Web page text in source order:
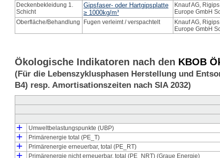
Deckenbekleidung 1.
Schicht
Gipsfaser- oder Hartgipsplatte
≥ 1000kg/m³
Knauf AG,
Europe GmbH
Oberfläche/Behandlung
Fugen verleimt / verspachtelt
Knauf AG,
Europe GmbH
Ökologische Indikatoren nach den KBOB
(Für die Lebenszyklusphasen Herstellung und
B4) resp. Amortisationszeiten nach SIA 2032)
+ Umweltbelastungspunkte (UBP)
┣ Umweltbelastungspunkte Herstellung (UBP_pro)
┗ Umweltbelastungspunkte Entsorgung (UBP_dis)
+ Primärenergie total (PE_T)
┣ Primärenergie Herstellung (PE_pro)
┃ ┣ Primärenergie Herstellung, energetisch genutzt (PE_E_pro)
┃ ┗ Primärenergie Herstellung, stofflich gebunden (PE_M_pro)
┗ Primärenergie Entsorgung (PE_dis)
+ Primärenergie erneuerbar, total (PE_RT)
┣ Primärenergie erneuerbar Herstellung total (PE_RT_pro)
┃ ┣ Primärenergie erneuerbar Herstellung, energetisch genutzt
┃ ┗ Primärenergie erneuerbar Herstellung, stofflich gebunden
┗ Primärenergie erneuerbar Entsorgung (PE_RT_dis)
Primärenergie nicht erneuerbar, total (PE_NRT) (Graue Energie)